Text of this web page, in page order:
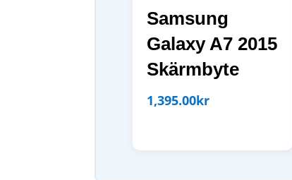
Samsung
Galaxy A7 2015
Skärmbyte
1,395.00kr